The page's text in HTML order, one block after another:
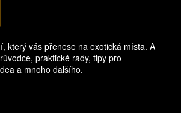
který vás přenese na exotická místa. A
praktické rady, tipy pro
a mnoho dalšího.